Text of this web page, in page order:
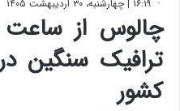
۱۶:۱۹ | چهارشنبه، ۳۰ اردیبهشت ۱۴۰۵
ترافیک سنگین
کشور